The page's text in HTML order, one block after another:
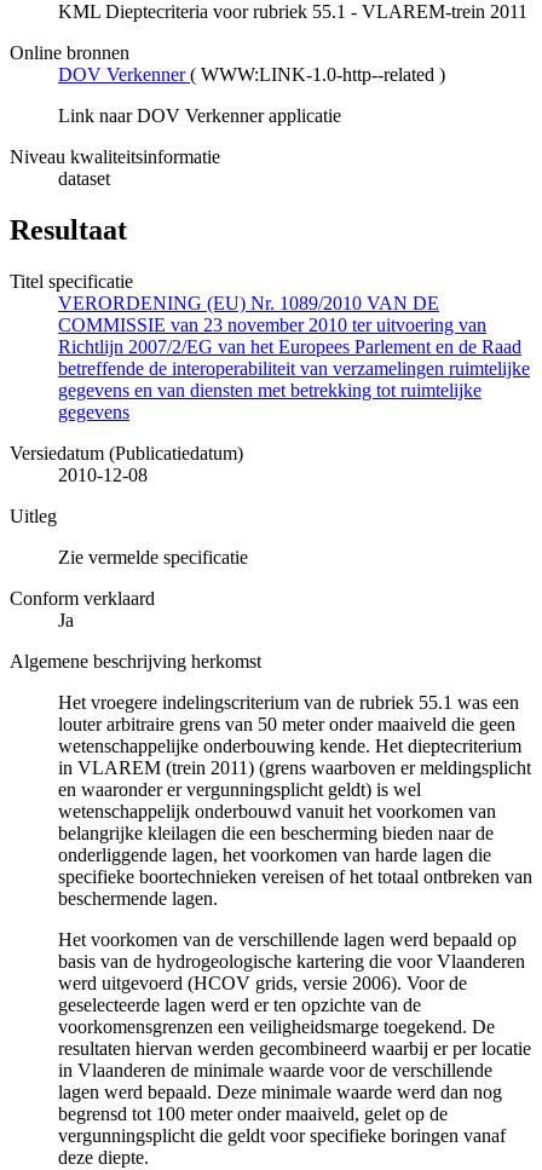
KML Dieptecriteria voor rubriek 55.1 - VLAREM-trein 2011
Online bronnen
DOV Verkenner ( WWW:LINK-1.0-http--related )
Link naar DOV Verkenner applicatie
Niveau kwaliteitsinformatie
dataset
Resultaat
Titel specificatie
VERORDENING (EU) Nr. 1089/2010 VAN DE
COMMISSIE van 23 november 2010 ter uitvoering van
Richtlijn 2007/2/EG van het Europees Parlement en de Raad
betreffende de interoperabiliteit van verzamelingen ruimtelijke
gegevens en van diensten met betrekking tot ruimtelijke
gegevens
Versiedatum (Publicatiedatum)
2010-12-08
Uitleg
Zie vermelde specificatie
Conform verklaard
Ja
Algemene beschrijving herkomst
Het vroegere indelingscriterium van de rubriek 55.1 was een
louter arbitraire grens van 50 meter onder maaiveld die geen
wetenschappelijke onderbouwing kende. Het dieptecriterium
in VLAREM (trein 2011) (grens waarboven er meldingsplicht
en waaronder er vergunningsplicht geldt) is wel
wetenschappelijk onderbouwd vanuit het voorkomen van
belangrijke kleilagen die een bescherming bieden naar de
onderliggende lagen, het voorkomen van harde lagen die
specifieke boortechnieken vereisen of het totaal ontbreken van
beschermende lagen.
Het voorkomen van de verschillende lagen werd bepaald op
basis van de hydrogeologische kartering die voor Vlaanderen
werd uitgevoerd (HCOV grids, versie 2006). Voor de
geselecteerde lagen werd er ten opzichte van de
voorkomensgrenzen een veiligheidsmarge toegekend. De
resultaten hiervan werden gecombineerd waarbij er per locatie
in Vlaanderen de minimale waarde voor de verschillende
lagen werd bepaald. Deze minimale waarde werd dan nog
begrensd tot 100 meter onder maaiveld, gelet op de
vergunningsplicht die geldt voor specifieke boringen vanaf
deze diepte.